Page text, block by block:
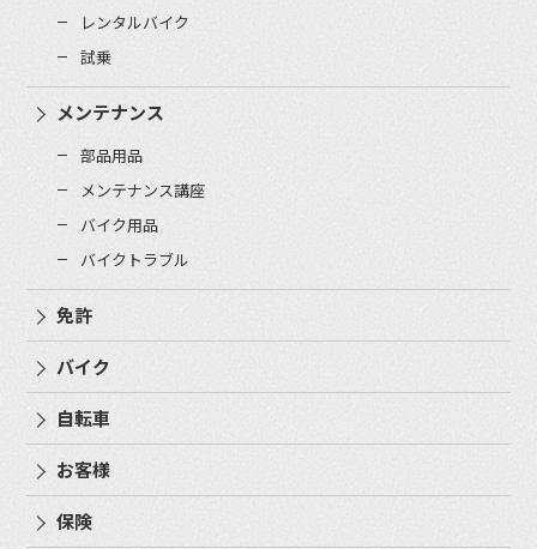
レンタルバイク
試乗
メンテナンス
部品用品
メンテナンス講座
バイク用品
バイクトラブル
免許
バイク
自転車
お客様
保険